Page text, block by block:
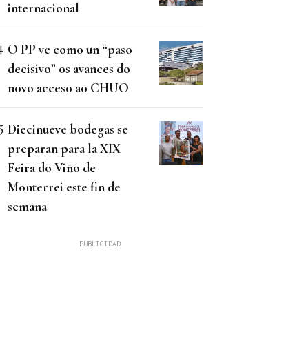
internacional
O PP ve como un “paso
decisivo” os avances do
novo acceso ao CHUO
Diecinueve bodegas se
preparan para la XIX
Feira do Viño de
Monterrei este fin de
semana